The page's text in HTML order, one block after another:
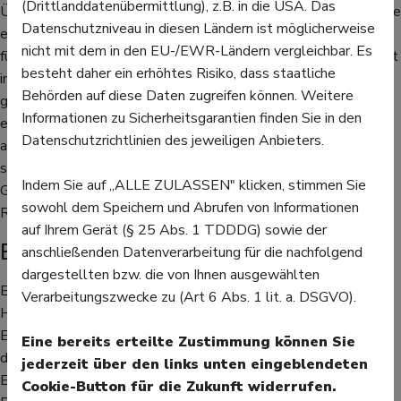
Übelkeit und Erbrechen und Kopf- und Gliederschmerzen. Sollte
eine schmerzhafte Nackensteifigkeit - das typische Symptom
für eine Meningitis - dazu kommen, müssen die Patienten sofort
in ärztliche Behandlung. Wenn die Pneumokokken ins Blut
gelangen, kann sich eine Sepsis, also eine Blutvergiftung,
entwickeln. Auch diese beginnt mit hohem Fieber, dazu kommt
allerdings eine schnelle Atmung, niedriger Blutdruck und ein
schlechter Allgemeinzustand, außerdem Wahrnehmungs- und
Gedächtnisstörungen. Bei diesen Symptomen sollte der
Rettungsdienst gerufen werden.
Eine Impfung bietet Schutz
Eine Lungenentzündung äußert sich mit Schüttelfrost, Fieber,
Husten und Schmerzen in der Brust. Behandelt werden diese
Erkrankungen mit Antibiotika. Außerdem kommen je nach Art
der Erkrankung noch Schmerzmittel oder Nasenspray zum
Einsatz. Verhindern lassen sich Erkrankungen durch
(Drittlanddatenübermittlung), z.B. in die USA. Das
Datenschutzniveau in diesen Ländern ist möglicherweise
nicht mit dem in den EU-/EWR-Ländern vergleichbar. Es
besteht daher ein erhöhtes Risiko, dass staatliche
Behörden auf diese Daten zugreifen können. Weitere
Informationen zu Sicherheitsgarantien finden Sie in den
Datenschutzrichtlinien des jeweiligen Anbieters.
Indem Sie auf „ALLE ZULASSEN" klicken, stimmen Sie
sowohl dem Speichern und Abrufen von Informationen
auf Ihrem Gerät (§ 25 Abs. 1 TDDDG) sowie der
anschließenden Datenverarbeitung für die nachfolgend
dargestellten bzw. die von Ihnen ausgewählten
Verarbeitungszwecke zu (Art 6 Abs. 1 lit. a. DSGVO).
Eine bereits erteilte Zustimmung können Sie
jederzeit über den links unten eingeblendeten
Cookie-Button für die Zukunft widerrufen.